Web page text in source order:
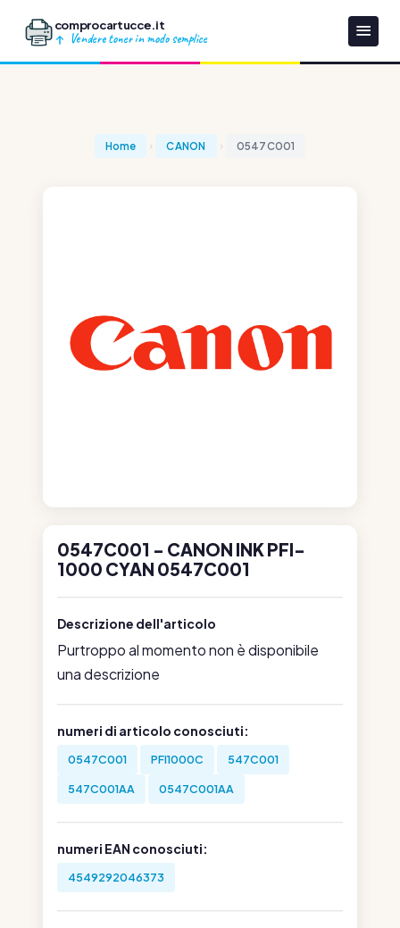
comprocartucce.it
Vendere toner in modo semplice
Home CANON 0547C001
0547C001 - CANON INK PFI-
1000 CYAN 0547C001
Descrizione dell'articolo
Purtroppo al momento non è disponibile
una descrizione
numeri di articolo conosciuti:
0547C001 PFI1000C 547C001
547C001AA 0547C001AA
numeri EAN conosciuti:
4549292046373